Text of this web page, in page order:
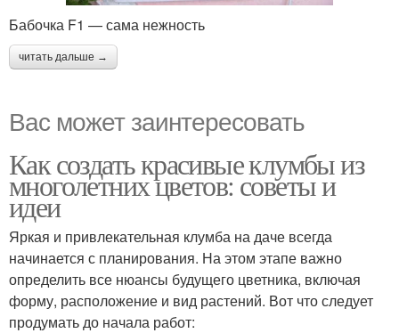
Бабочка F1 — сама нежность
читать дальше →
Вас может заинтересовать
Как создать красивые клумбы из
многолетних цветов: советы и
идеи
Яркая и привлекательная клумба на даче всегда
начинается с планирования. На этом этапе важно
определить все нюансы будущего цветника, включая
форму, расположение и вид растений. Вот что следует
продумать до начала работ: